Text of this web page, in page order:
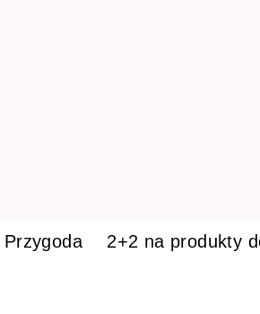
2+2 na produkty